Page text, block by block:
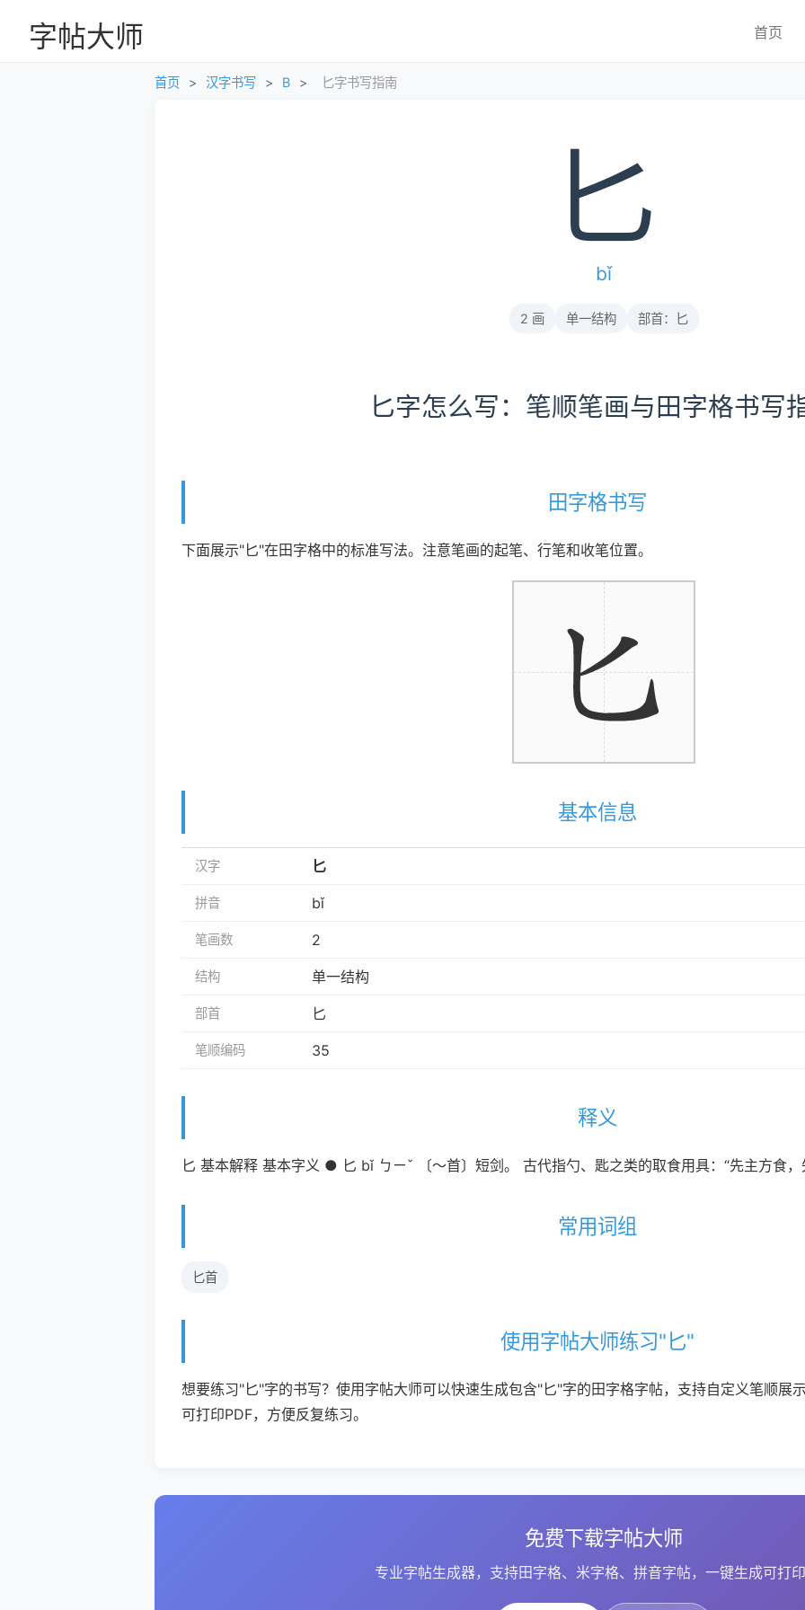
字帖大师 首页
首页 > 汉字书写 > B > 匕字书写指南
匕
bǐ
2 画 单一结构 部首：匕
匕字怎么写：笔顺笔画与田字格书写
田字格书写
下面展示"匕"在田字格中的标准写法。注意笔画的起笔、行笔和收笔位置。
基本信息
汉字 匕
拼音 bǐ
笔画数 2
结构 单一结构
部首 匕
笔顺编码 35
释义
匕 基本解释 基本字义 ● 匕 bǐ ㄅㄧˇ 〔～首〕短剑。 古代指勺、匙之类的取食用具：“先主方食，
常用词组
匕首
使用字帖大师练习"匕"
想要练习"匕"字的书写？使用字帖大师可以快速生成包含"匕"字的田字格字帖，支持自定义笔顺展
可打印PDF，方便反复练习。
免费下载字帖大师
专业字帖生成器，支持田字格、米字格、拼音字帖，一键生成可打